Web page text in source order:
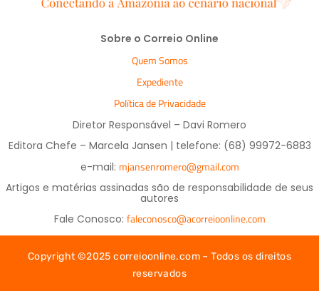
Sobre o Correio Online
Quem Somos
Expediente
Política de Privacidade
Diretor Responsável – Davi Romero
Editora Chefe – Marcela Jansen | telefone: (68) 99972-6883
e-mail: mjansenromero@gmail.com
Artigos e matérias assinadas são de responsabilidade de seus
autores
Fale Conosco: faleconosco@acorreioonline.com
Copyright ©2025 correioonline.com – Todos os direitos
reservados